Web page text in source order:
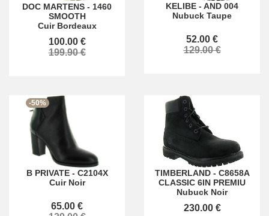
DOC MARTENS - 1460
SMOOTH
Cuir Bordeaux
100.00 €
199.90 €
KELIBE - AND 004
Nubuck Taupe
52.00 €
129.00 €
-50%
B PRIVATE- C2104X
Cuir Noir
65.00 €
TIMBERLAND- C8658A
CLASSIC 6IN PREMIU
Nubuck Noir
230.00 €